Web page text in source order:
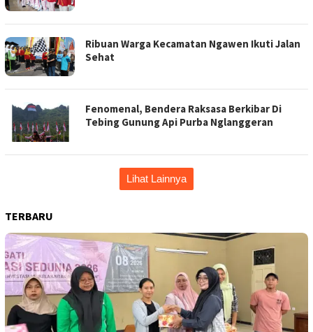
Ribuan Warga Kecamatan Ngawen Ikuti Jalan
Sehat
Fenomenal, Bendera Raksasa Berkibar Di
Tebing Gunung Api Purba Nglanggeran
Lihat Lainnya
TERBARU